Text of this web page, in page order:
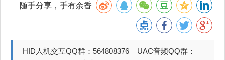
随手分享，手有余香
HID人机交互QQ群：564808376 UAC音频QQ群：